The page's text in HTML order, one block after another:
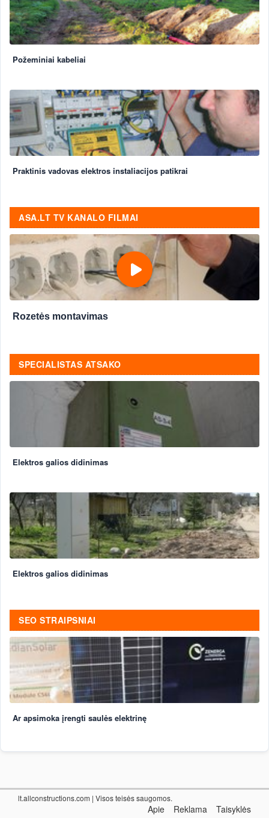
Požeminiai kabeliai
Praktinis vadovas elektros instaliacijos patikrai
ASA.LT TV KANALO FILMAI
Rozetės montavimas
SPECIALISTAS ATSAKO
Elektros galios didinimas
Elektros galios didinimas
SEO STRAIPSNIAI
Ar apsimoka įrengti saulės elektrinę
lt.allconstructions.com | Visos teisės saugomos.
Apie Reklama Taisyklės